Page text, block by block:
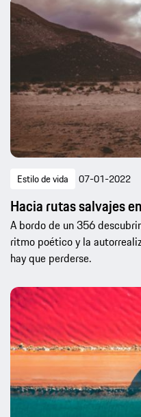
Estilo de vida 07-01-2022
Hacia rutas salvajes
A bordo de un 356
ritmo poético y la
hay que perderse.